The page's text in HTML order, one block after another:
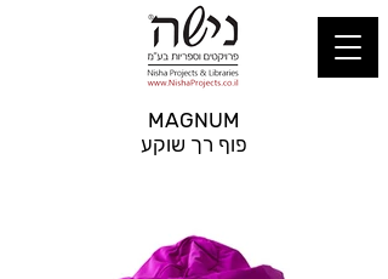
MAGNUM
פוף רך שוקע